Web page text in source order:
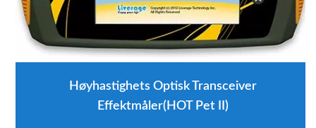
Høyhastighets Optisk Transceiver
Effektmåler(HOT Pet II)